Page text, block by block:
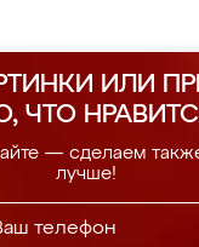
ИЛИ
ЧТО
— сделаем
лучше!